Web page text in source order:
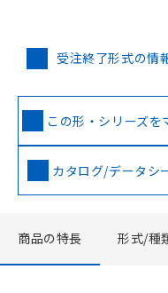
受注終了形式の情
この形・シリーズ
カタログ/データシ
商品の特長 形式/種